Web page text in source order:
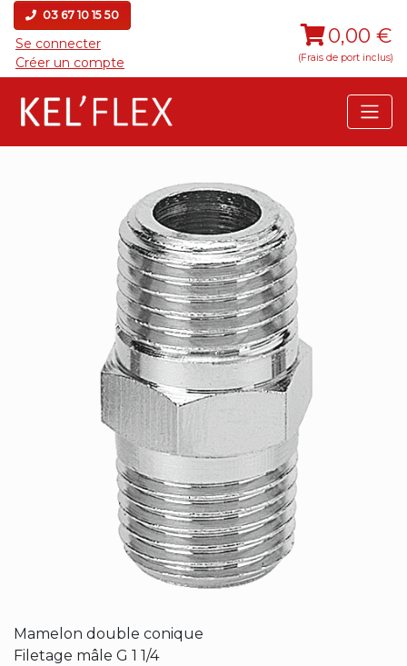
03 67 10 15 50
Se connecter
Créer un compte
0,00 €
(Frais de port inclus)
Mamelon double conique
Filetage mâle G 1 1/4